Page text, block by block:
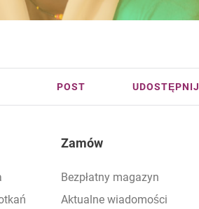
POST UDOSTĘPNIJ
Zamów
Bezpłatny magazyn
Aktualne wiadomości